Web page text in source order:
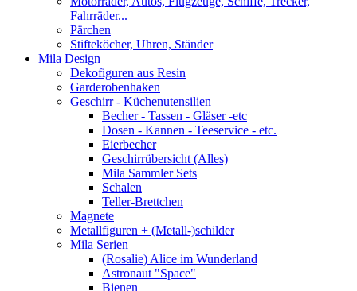
Fahrräder...
Pärchen
Stifteköcher, Uhren, Ständer
Mila Design
Dekofiguren aus Resin
Garderobenhaken
Geschirr - Küchenutensilien
Becher - Tassen - Gläser -etc
Dosen - Kannen - Teeservice - etc.
Eierbecher
Geschirrübersicht (Alles)
Mila Sammler Sets
Schalen
Teller-Brettchen
Magnete
Metallfiguren + (Metall-)schilder
Mila Serien
(Rosalie) Alice im Wunderland
Astronaut "Space"
Bienen